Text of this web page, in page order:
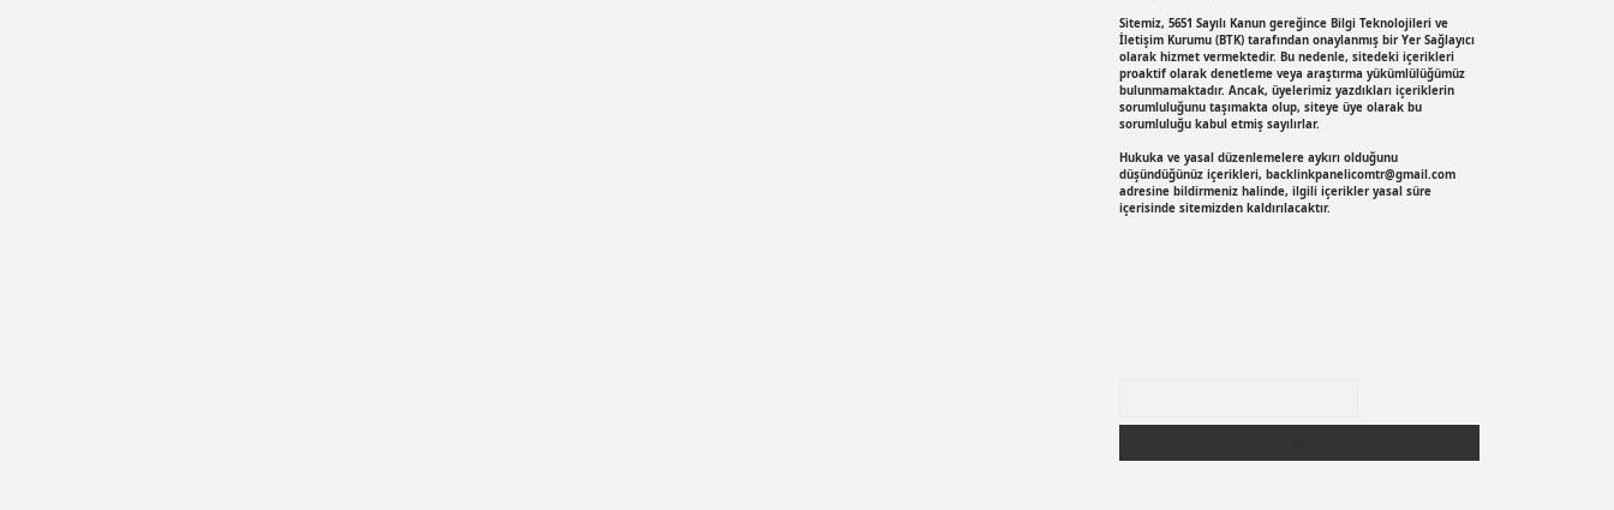
Sitemiz, 5651 Sayılı Kanun gereğince Bilgi Teknolojileri ve
İletişim Kurumu (BTK) tarafından onaylanmış bir Yer Sağlayıcı
olarak hizmet vermektedir. Bu nedenle, sitedeki içerikleri
proaktif olarak denetleme veya araştırma yükümlülüğümüz
bulunmamaktadır. Ancak, üyelerimiz yazdıkları içeriklerin
sorumluluğunu taşımakta olup, siteye üye olarak bu
sorumluluğu kabul etmiş sayılırlar.
Hukuka ve yasal düzenlemelere aykırı olduğunu
düşündüğünüz içerikleri, backlinkpanelicomtr@gmail.com
adresine bildirmeniz halinde, ilgili içerikler yasal süre
içerisinde sitemizden kaldırılacaktır.